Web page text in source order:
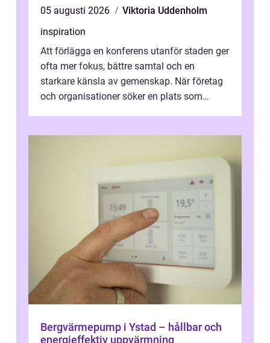
05 augusti 2026
Viktoria Uddenholm
inspiration
Att förlägga en konferens utanför staden ger
ofta mer fokus, bättre samtal och en
starkare känsla av gemenskap. När företag
och organisationer söker en plats som
Bergvärmepump i Ystad – hållbar och
energieffektiv uppvärmning